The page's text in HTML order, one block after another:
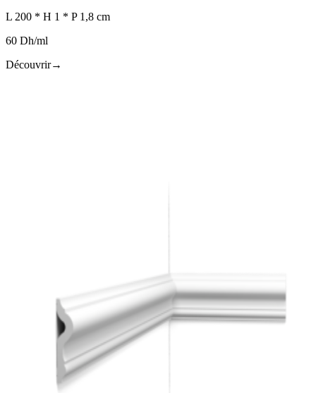
L 200 * H 1 * P 1,8 cm
60 Dh/ml
Découvrir→